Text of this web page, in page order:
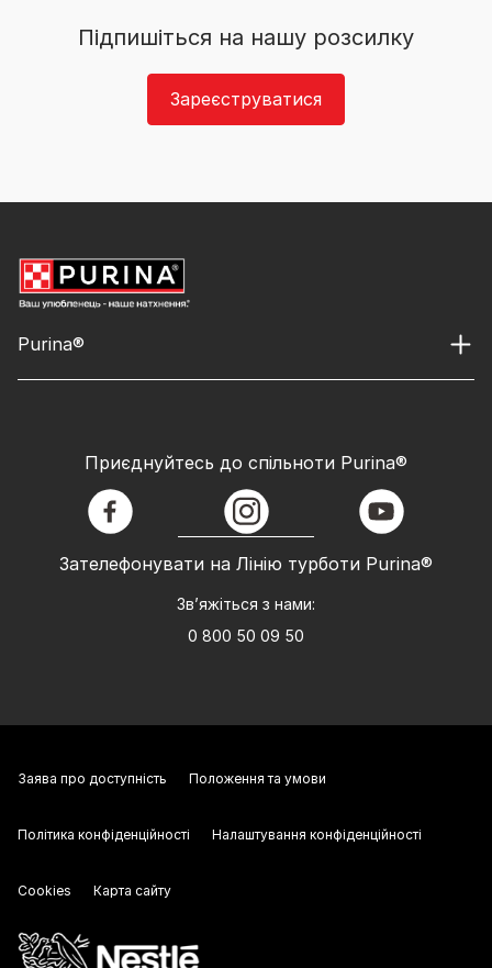
Підпишіться на нашу розсилку
Зареєструватися
Purina®
Зателефонувати на Лінію турботи Purina®
Зв’яжіться з нами:
0 800 50 09 50
Приєднуйтесь до спільноти Purina®
facebook instagram youtube
Заява про доступність Положення та умови
Політика конфіденційності Налаштування конфіденційності
Cookies Карта сайту